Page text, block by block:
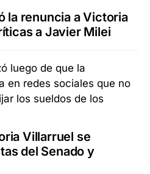
la renuncia a Victoria
a Javier Milei
Villarruel se
del Senado y